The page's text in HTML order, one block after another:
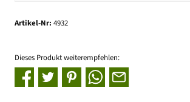
Artikel-Nr: 4932
Dieses Produkt weiterempfehlen: